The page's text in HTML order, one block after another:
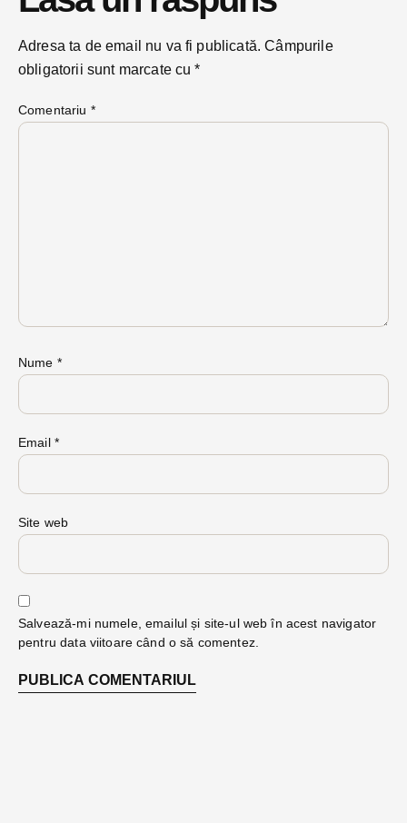
Adresa ta de email nu va fi publicată. Câmpurile
obligatorii sunt marcate cu*
Comentariu *
Nume *
Email *
Site web
Salvează-mi numele, emailul și site-ul web în acest navigator
pentru data viitoare când o să comentez.